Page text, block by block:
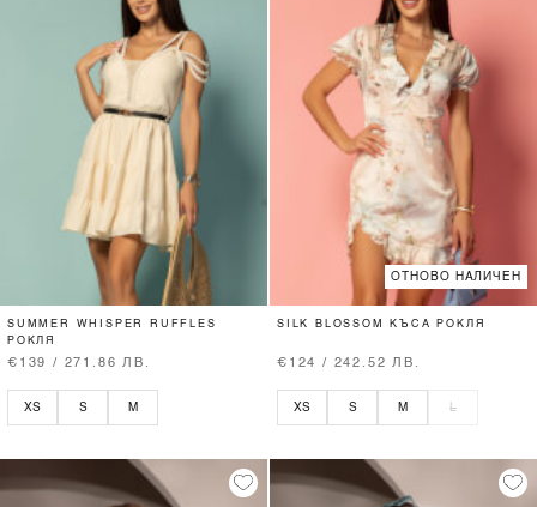
SUMMER WHISPER RUFFLES
РОКЛЯ
€139 / 271.86 ЛВ.
XS S M
ОТНОВО НАЛИЧЕН
SILK BLOSSOM КЪСА РОКЛЯ
€124 / 242.52 ЛВ.
XS S M L